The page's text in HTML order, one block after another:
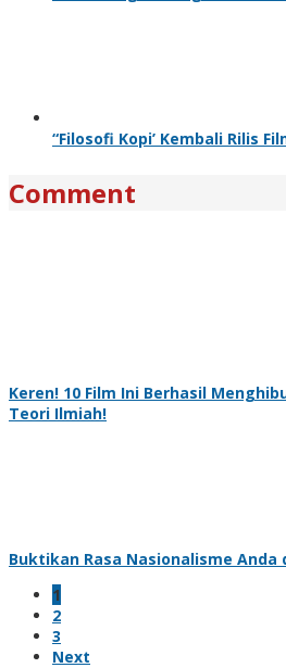
“Filosofi Kopi’ Kembali Rilis
Comment
Keren! 10 Film Ini Berhasil
Teori Ilmiah!
Buktikan Rasa Nasionalisme Anda
1
2
3
Next